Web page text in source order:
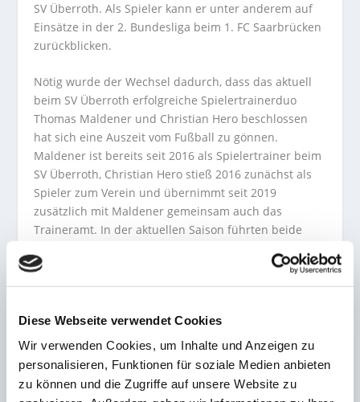
Diese Webseite verwendet Cookies
Wir verwenden Cookies, um Inhalte und Anzeigen zu
personalisieren, Funktionen für soziale Medien anbieten
zu können und die Zugriffe auf unsere Website zu
SV Überroth. Als Spieler kann er unter anderem auf
Einsätze in der 2. Bundesliga beim 1. FC Saarbrücken
zurückblicken.
Nötig wurde der Wechsel dadurch, dass das aktuell
beim SV Überroth erfolgreiche Spielertrainerduo
Thomas Maldener und Christian Hero beschlossen
hat sich eine Auszeit vom Fußball zu gönnen.
Maldener ist bereits seit 2016 als Spielertrainer beim
SV Überroth, Christian Hero stieß 2016 zunächst als
Spieler zum Verein und übernimmt seit 2019
zusätzlich mit Maldener gemeinsam auch das
Traineramt. In der aktuellen Saison führten beide
Platz 11 der Landesliga Nord. Ende.
AKTIE: